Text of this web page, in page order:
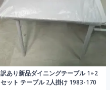
訳あり新品ダイニングテーブル 1+2
セット テーブル 2人掛け 1983-170